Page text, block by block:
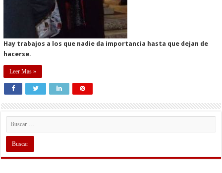
Hay trabajos a los que nadie da importancia hasta que dejan de
hacerse.
Leer Mas »